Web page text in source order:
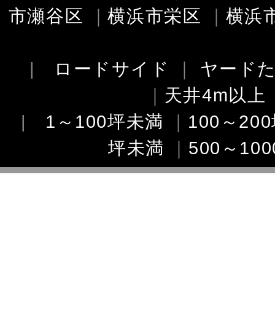
市瀬谷区 ｜横浜市栄区 ｜ 横浜
| ロードサイド ｜ ヤード
｜ 天井4m以上
| 1～100坪未満 ｜ 100～
坪未満 ｜ 500～